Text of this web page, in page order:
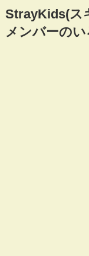
StrayKids(ス
メンバーの